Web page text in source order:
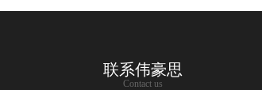
联系伟豪思
Contact us